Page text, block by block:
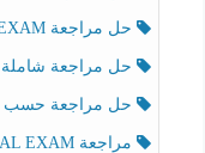
حل مراجعة FINAL EXAMاللغة الإنجليزية الصف الخامس الفصل الثالث
حل مراجعة شاملة
حل مراجعة حسب الهيكل
مراجعة FINAL EXAMاللغة الإنجليزية الصف الخامس الفصل الثالث